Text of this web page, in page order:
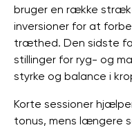
bruger en række
inversioner for at
træthed. Den sidste
stillinger for ryg- og
styrke og balance i
Korte sessioner
tonus, mens længere